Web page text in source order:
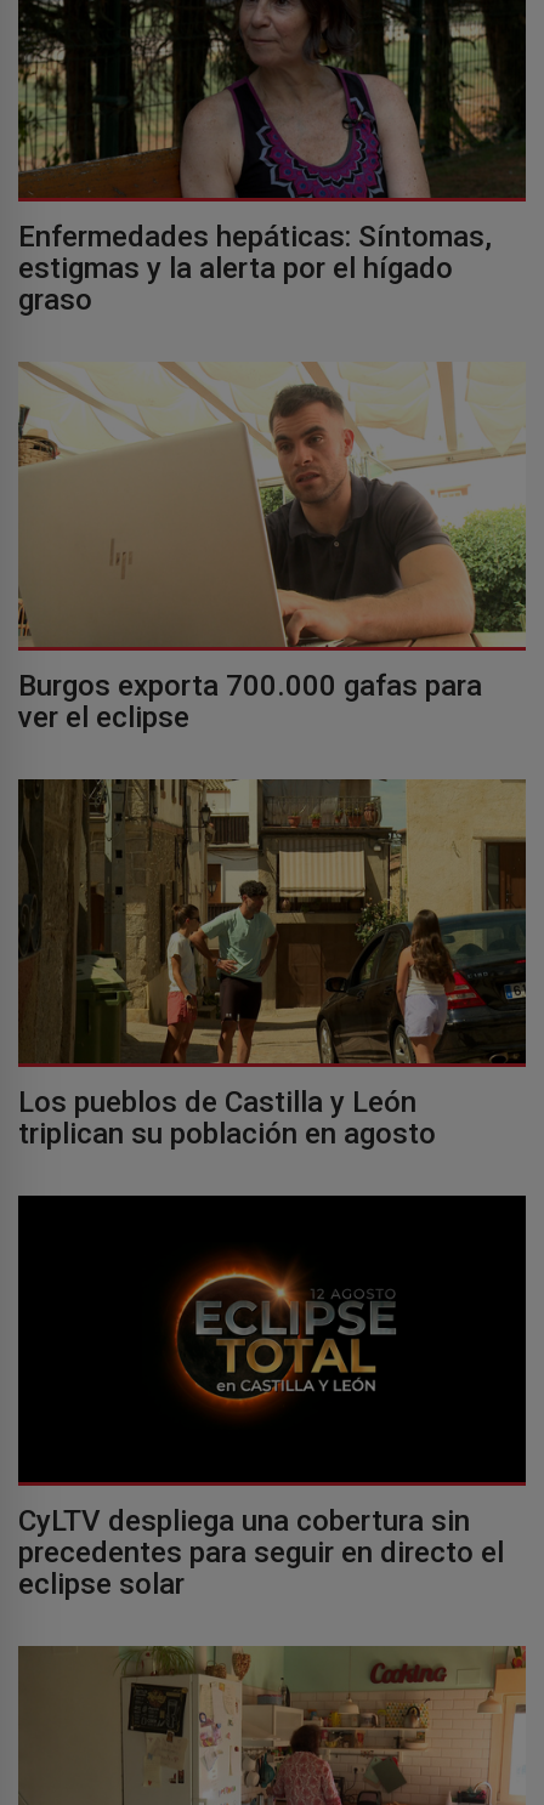
Enfermedades hepáticas: Síntomas,
estigmas y la alerta por el hígado
graso
Burgos exporta 700.000 gafas para
ver el eclipse
Los pueblos de Castilla y León
triplican su población en agosto
CyLTV despliega una cobertura sin
precedentes para seguir en directo el
eclipse solar